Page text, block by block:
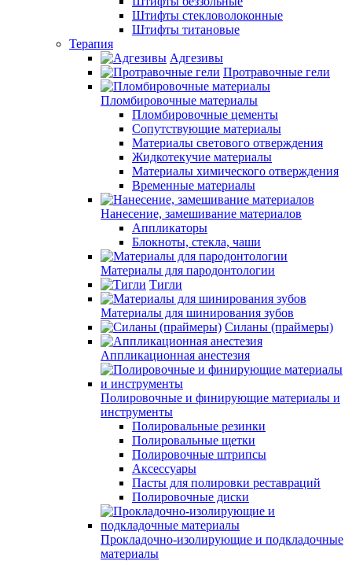
Штифты стекловолоконные
Штифты титановые
Терапия
Адгезивы
Протравочные гели
Пломбировочные материалы
Пломбировочные цементы
Сопутствующие материалы
Материалы светового отверждения
Жидкотекучие материалы
Материалы химического отверждения
Временные материалы
Нанесение, замешивание материалов
Аппликаторы
Блокноты, стекла, чаши
Материалы для пародонтологии
Тигли
Материалы для шинирования зубов
Силаны (праймеры)
Аппликационная анестезия
Полировочные и финирующие материалы и
инструменты
Полировальные резинки
Полировальные щетки
Полировочные штрипсы
Аксессуары
Пасты для полировки реставраций
Полировочные диски
Прокладочно-изолирующие и подкладочные
материалы